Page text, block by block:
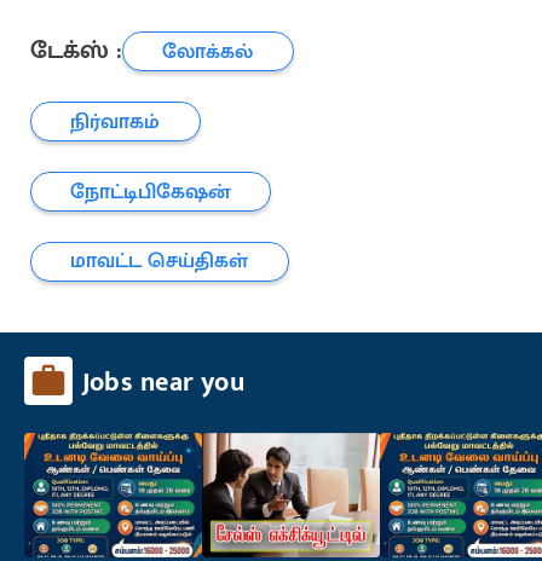
டேக்ஸ் :
லோக்கல்
நிர்வாகம்
நோட்டிபிகேஷன்
மாவட்ட செய்திகள்
Jobs near you